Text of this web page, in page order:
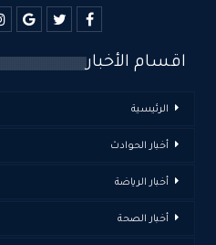
اقسام الأخبار
الرئيسية
أخبار الحوادث
أخبار الرياضة
أخبار الصحة